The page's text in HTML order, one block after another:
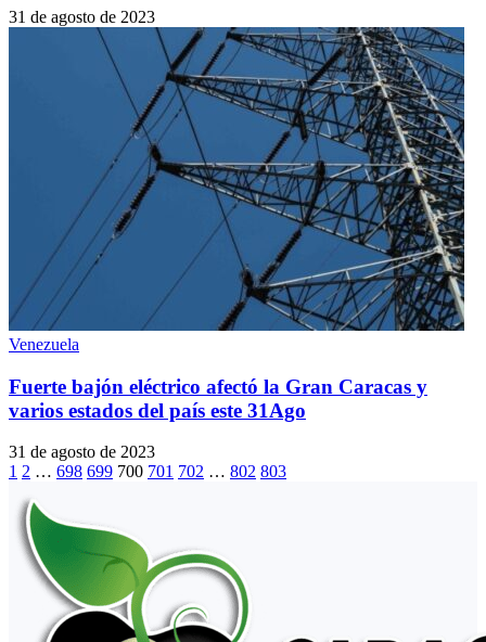
31 de agosto de 2023
Venezuela
Fuerte bajón eléctrico afectó la Gran Caracas y
varios estados del país este 31Ago
31 de agosto de 2023
1 2 … 698 699 700 701 702 … 802 803